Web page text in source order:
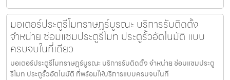
มอเตอร์ประตูรีโมทราษฎร์บูรณะ บริการรับติดตั้ง
จำหน่าย ซ่อมแซมประตูรีโมท ประตูรั้วอัตโนมัติ แบบ
ครบจบในที่เดียว
มอเตอร์ประตูรีโมทราษฎร์บูรณะ บริการรับติดตั้ง จำหน่าย ซ่อมแซมประตู
รีโมท ประตูรั้วอัตโนมัติ ที่พร้อมให้บริการแบบครบจบในที